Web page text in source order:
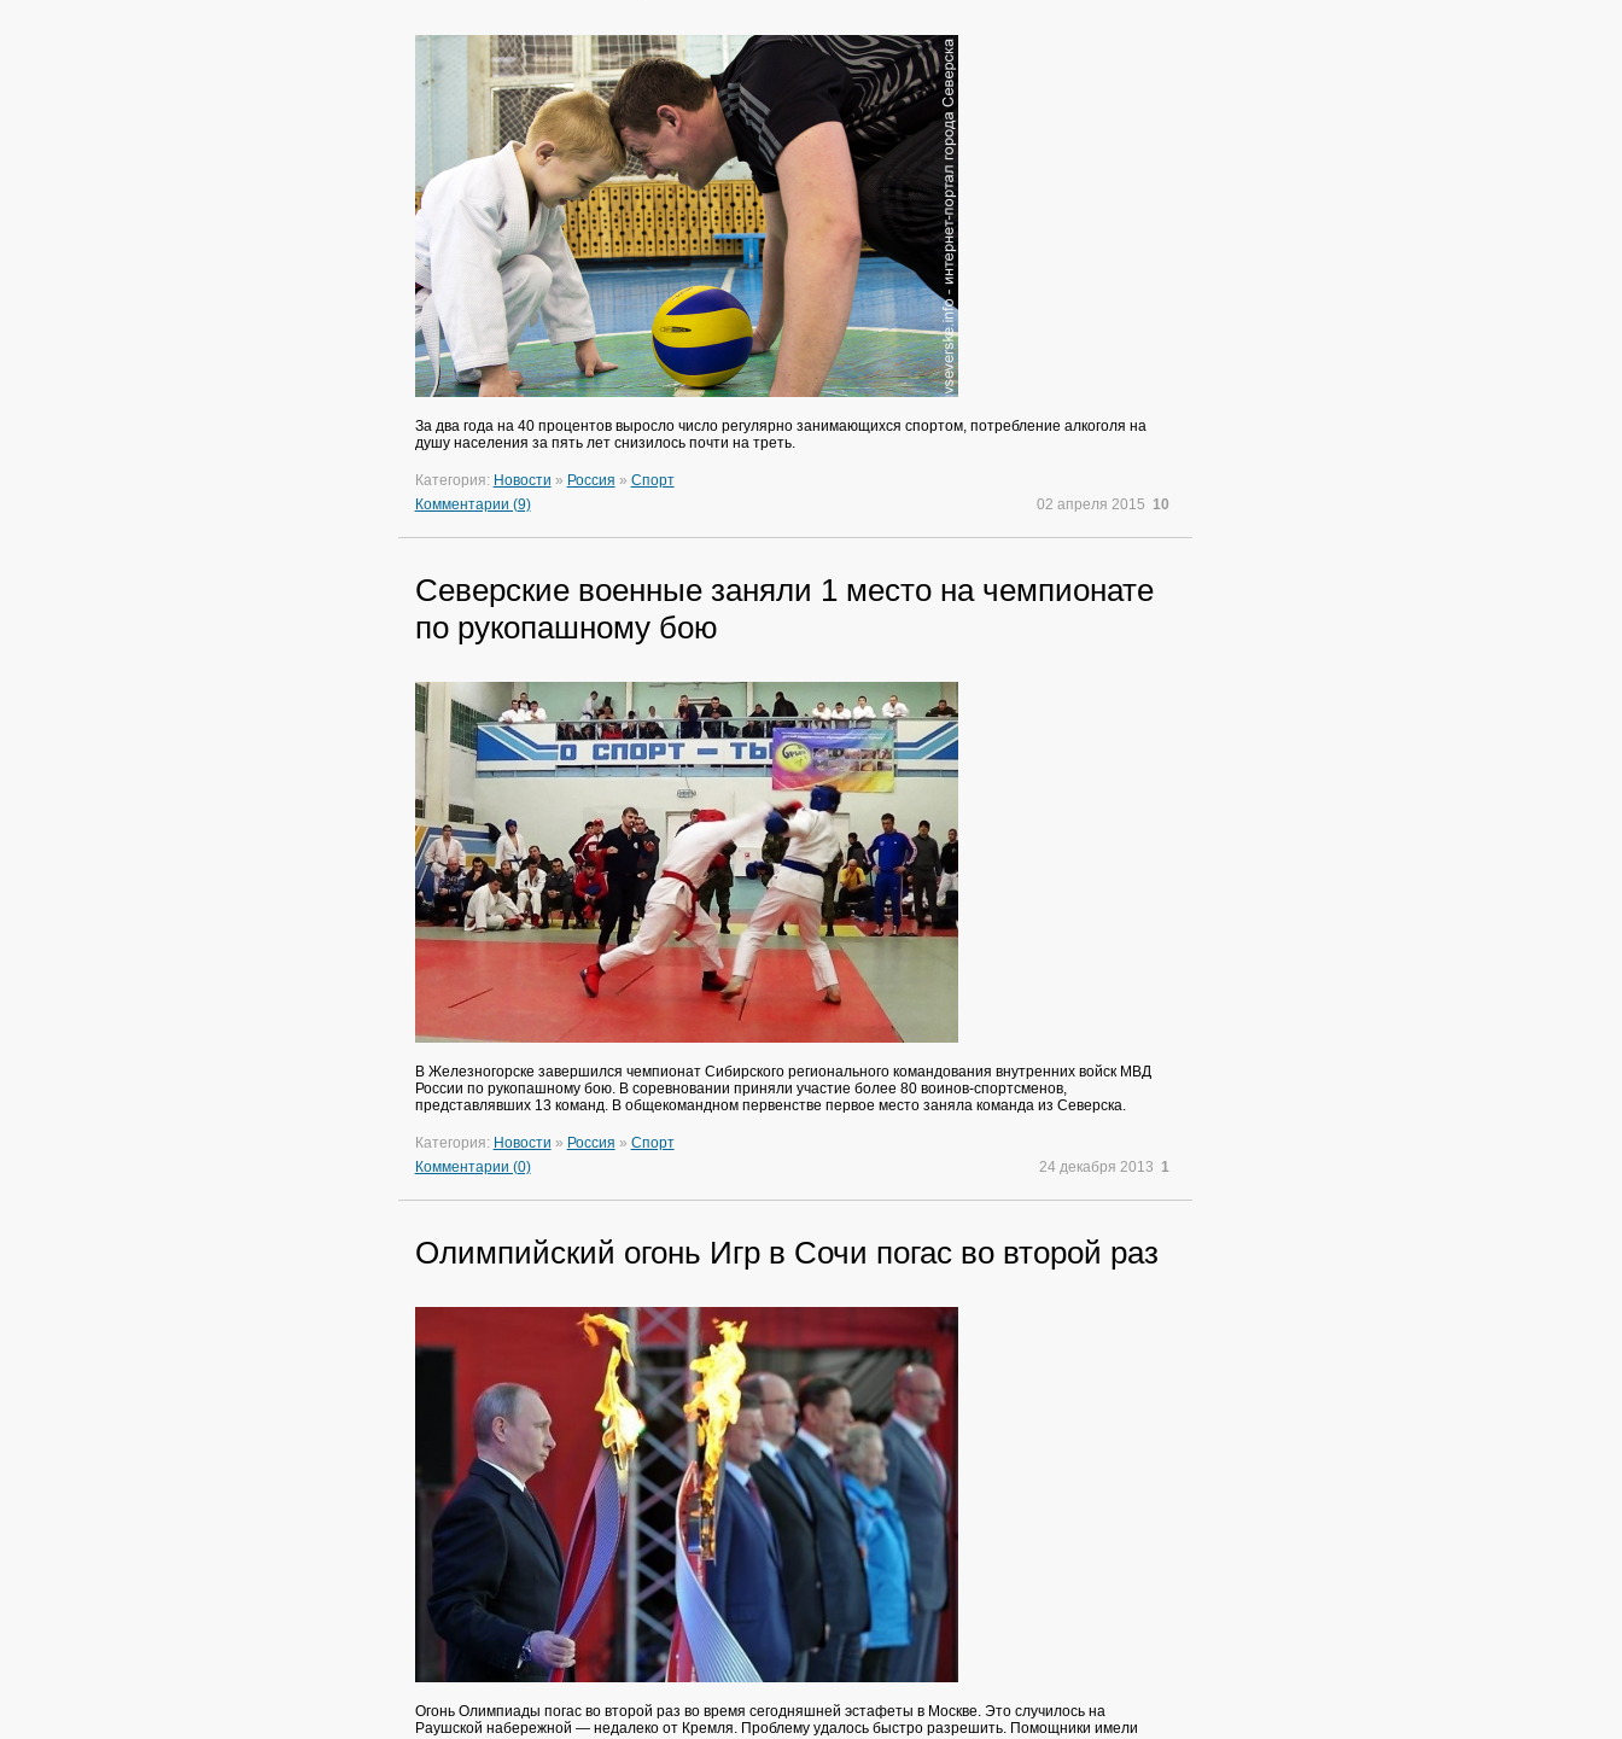
За два года на 40 процентов выросло число регулярно занимающихся спортом, потребление алкоголя на
душу населения за пять лет снизилось почти на треть.
Категория: Новости » Россия » Спорт
Комментарии (9)
02 апреля 2015 10
Северские военные заняли 1 место на чемпионате
по рукопашному бою
В Железногорске завершился чемпионат Сибирского регионального командования внутренних войск МВД
России по рукопашному бою. В соревновании приняли участие более 80 воинов-спортсменов,
представлявших 13 команд. В общекомандном первенстве первое место заняла команда из Северска.
Категория: Новости » Россия » Спорт
Комментарии (0)
24 декабря 2013 1
Олимпийский огонь Игр в Сочи погас во второй раз
Огонь Олимпиады погас во второй раз во время сегодняшней эстафеты в Москве. Это случилось на
Раушской набережной — недалеко от Кремля. Проблему удалось быстро разрешить. Помощники имели